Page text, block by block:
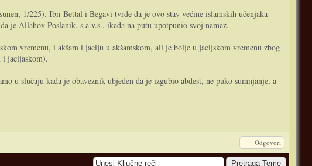
1/225). Ibn-Bettal i Begavi tvrde da je ovo stav većine islamskih učenjaka
je Allahov Poslanik, s.a.v.s., ikada na putu upotpunio svoj namaz.
vremenu, i akšam i jaciju u akšamskom, ali je bolje u jacijskom vremenu zbog
i jacijaskom).
u slučaju kada je obaveznik ubjeđen da je izgubio abdest, ne puko sumnjanje, a
Odgovori